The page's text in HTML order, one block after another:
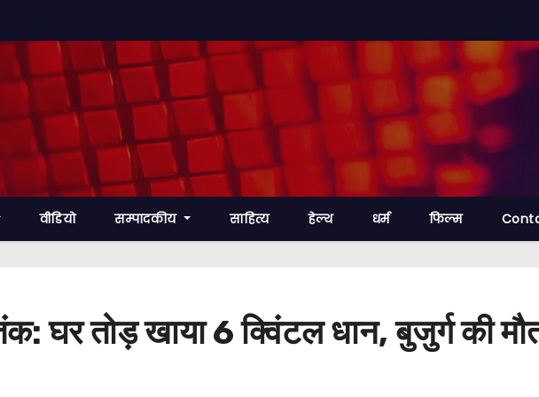
वीडियो सम्पादकीय साहित्य हेल्थ धर्म फिल्म
घर तोड़ खाया 6 क्विंटल धान, बुजुर्ग की